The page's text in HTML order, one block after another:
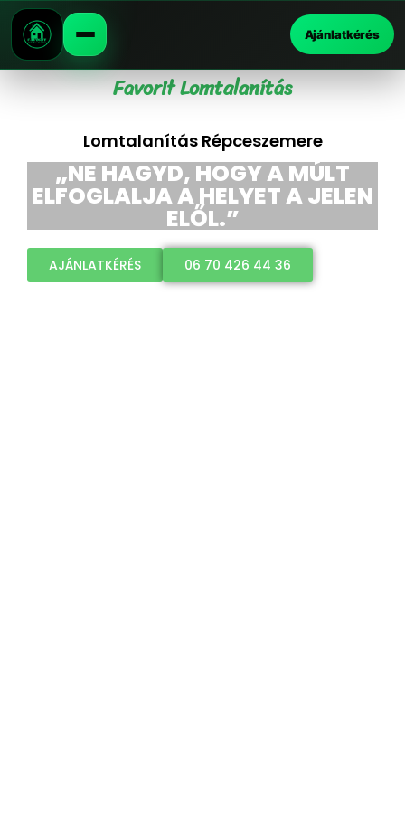
Ajánlatkérés
Favorit Lomtalanítás
Lomtalanítás Répceszemere
„NE HAGYD, HOGY A MÚLT
ELFOGLALJA A HELYET A JELEN
ELŐL.”
AJÁNLATKÉRÉS 06 70 426 44 36